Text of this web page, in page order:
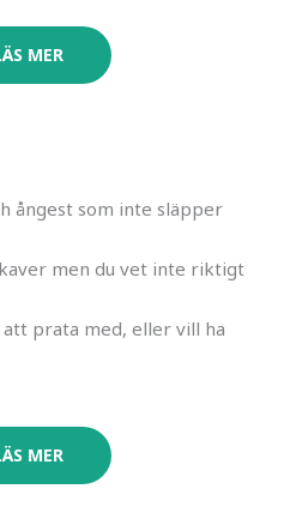
MER
ångest som inte släpper
men du vet inte riktigt
att prata med, eller vill ha
MER